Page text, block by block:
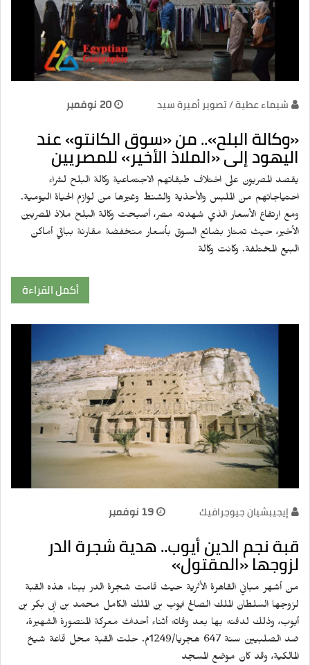
شيماء عطية / تصوير أميرة سيد 20 نوفمبر
«وكالة البلح».. من «سوق الكانتو» عند
اليهود إلى «الملاذ الأخير» للمصريين
يقصد المصريون على اختلاف طبقاتهم الاجتماعية وكالة البلح لشراء
احتياجاتهم من الملبس والأحذية والشنط وغيرها من لوازم الحياة اليومية.
ومع ارتفاع الأسعار الذي شهدته مصر، أصبحت وكالة البلح ملاذ المصريين
الأخير، حيث تمتاز بضائع السوق بأسعار منخفضة مقارنة بباقي أماكن
البيع المختلفة. وكانت وكالة
أكمل القراءة
إيجيبشيان جيوجرافيك
قبة نجم الدين أيوب.. هدية شجرة الدر
لزوجها «المقتول»
من أشهر مباني القاهرة الأثرية حيث قامت شجرة الدر ببناء هذه القبة
لزوجها السلطان الملك الصالح ايوب بن الملك الكامل محمد بن ابى بكر بن
أيوب، وذلك لدفنه بها بعد وفاته أثناء أحداث معركة المنصورة الشهيرة،
ضد الصلبيين سنة 647 هجريا/1249م. حلت القبة محل قاعة شيخ
المالكية، وقد كان موضع المسجد